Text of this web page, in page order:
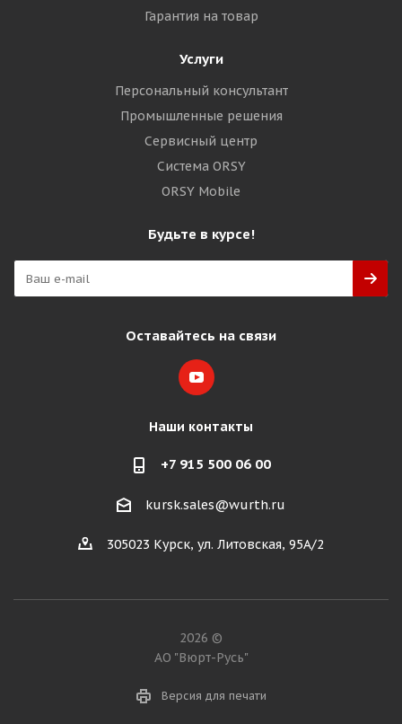
Гарантия на товар
Услуги
Персональный консультант
Промышленные решения
Сервисный центр
Система ORSY
ORSY Mobile
Будьте в курсе!
Оставайтесь на связи
Наши контакты
+7 915 500 06 00
kursk.sales@wurth.ru
305023 Курск, ул. Литовская, 95А/2
2026 ©
АО "Вюрт-Русь"
Версия для печати